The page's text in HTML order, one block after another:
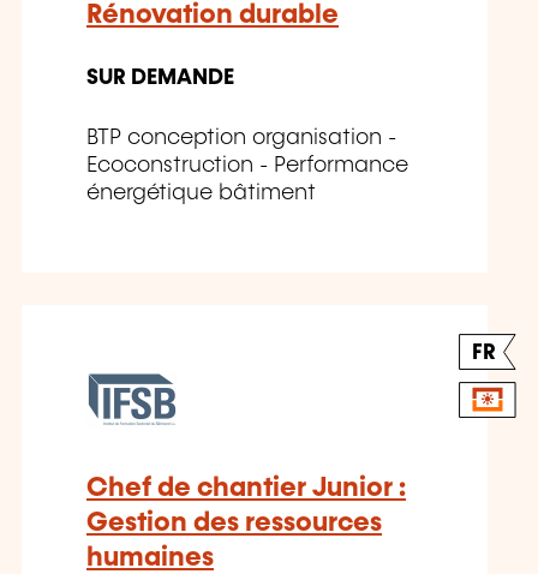
Rénovation durable
SUR DEMANDE
BTP conception organisation -
Ecoconstruction - Performance
énergétique bâtiment
FR
Chef de chantier Junior :
Gestion des ressources
humaines